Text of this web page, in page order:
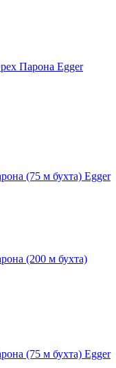
Парона Egger
(75 м бухта) Egger
(200 м бухта)
(75 м бухта) Egger